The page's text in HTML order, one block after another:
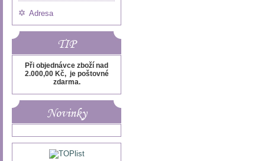
Adresa
TIP
Při objednávce zboží nad
2.000,00 Kč, je poštovné
zdarma.
Novinky